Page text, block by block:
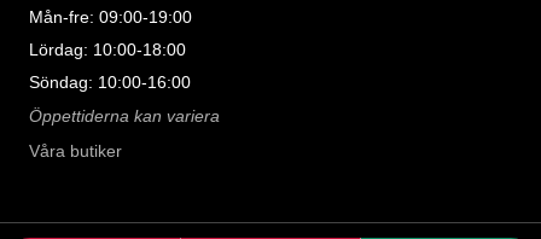
Mån-fre: 09:00-19:00
Lördag: 10:00-18:00
Söndag: 10:00-16:00
Öppettiderna kan variera
Våra butiker